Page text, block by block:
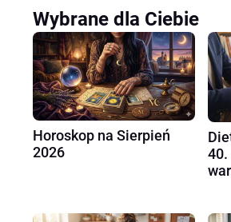
Wybrane dla Ciebie
Horoskop na Sierpień
2026
40.